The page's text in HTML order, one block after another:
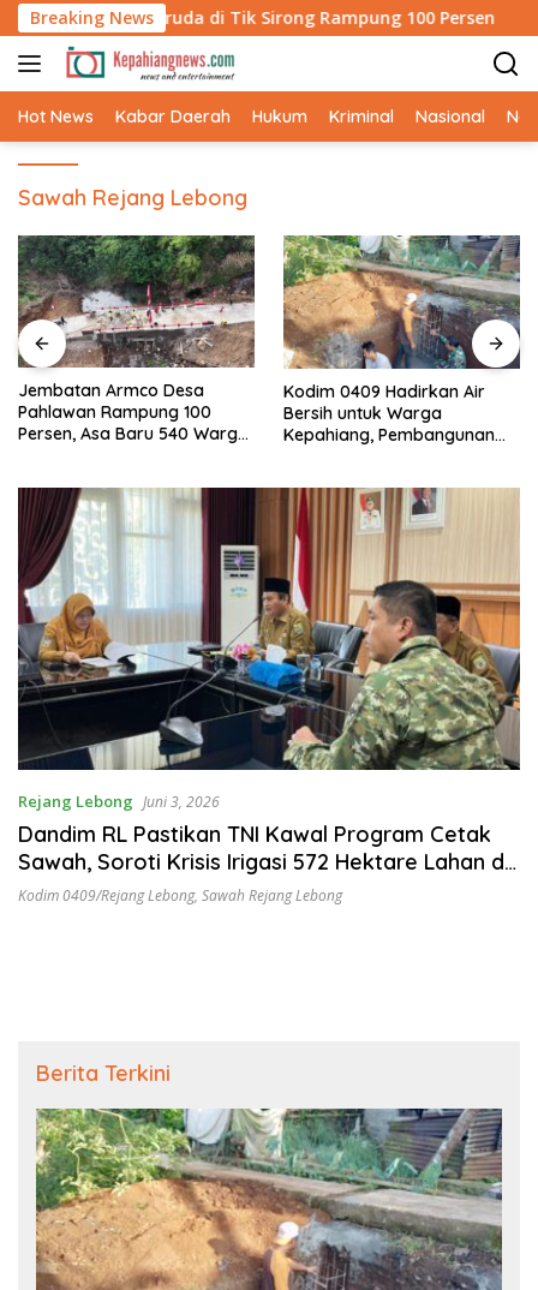
Langsung
ke
konten
Breaking News
Garuda di Tik Sirong Rampung 100 Persen
Hot News Kabar Daerah Hukum Kriminal Nasional
Sawah Rejang Lebong
Jembatan Armco Desa
Pahlawan Rampung 100
Persen, Asa Baru 540 Warga
Kodim 0409 Hadirkan Air
Bersih untuk Warga
Kepahiang, Pembangunan
Rejang Lebong Juni 3, 2026
Dandim RL Pastikan TNI Kawal Program Cetak
Sawah, Soroti Krisis Irigasi 572 Hektare Lahan di
Tanjung Gelang
Kodim 0409/Rejang Lebong, Sawah Rejang Lebong
Berita Terkini